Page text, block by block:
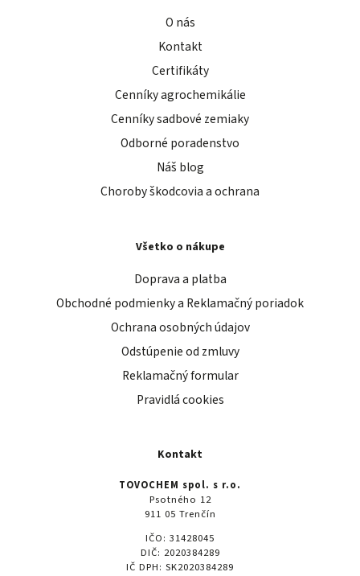
O nás
Kontakt
Certifikáty
Cenníky agrochemikálie
Cenníky sadbové zemiaky
Odborné poradenstvo
Náš blog
Choroby škodcovia a ochrana
Všetko o nákupe
Doprava a platba
Obchodné podmienky a Reklamačný poriadok
Ochrana osobných údajov
Odstúpenie od zmluvy
Reklamačný formular
Pravidlá cookies
Kontakt
TOVOCHEM spol. s r.o.
Psotného 12
911 05 Trenčín
IČO: 31428045
DIČ: 2020384289
IČ DPH: SK2020384289